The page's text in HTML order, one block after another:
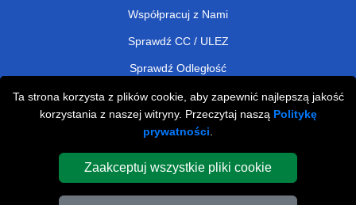
Ta strona korzysta z plików cookie, aby zapewnić najlepszą jakość
korzystania z naszej witryny. Przeczytaj naszą Politykę
prywatności
Zaakceptuj wszystkie pliki cookie
Współpracuj z Nami
Sprawdź CC / ULEZ
Sprawdź Odległość
Man and Van Removals